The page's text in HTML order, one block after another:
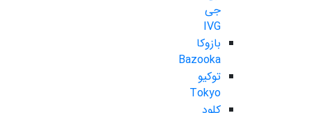
جی
IVG
بازوکا
Bazooka
توکیو
Tokyo